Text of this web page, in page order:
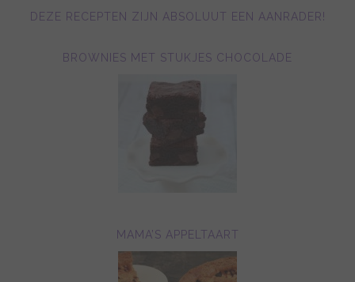
DEZE RECEPTEN ZIJN ABSOLUUT EEN AANRADER!
BROWNIES MET STUKJES CHOCOLADE
MAMA’S APPELTAART